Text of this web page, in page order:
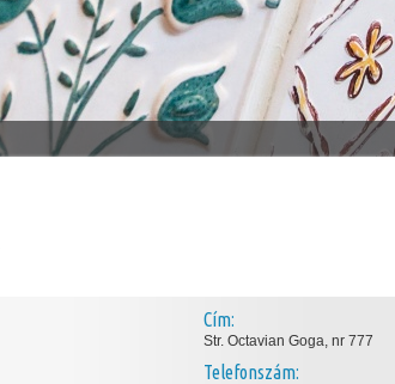
Cím:
Str. Octavian Goga, nr 777
Telefonszám: